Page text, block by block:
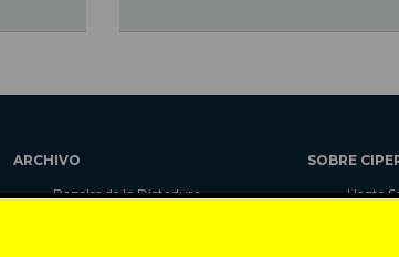
ARCHIVO
Papeles de la Dictadura
SOBRE
Hazte